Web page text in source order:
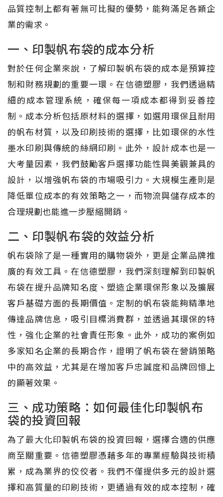
品質控制上都有著無可比擬的優勢，能夠滿足各類企
業的需求。
一、印製帆布袋的成本分析
對於任何企業來說，了解印製帆布袋的成本是預算控
制和財務規劃的重要一環。在信德塑膠，我們透過精
細的成本管理系統，確保每一項成本都得到妥善控
制。成本分析包括原材料的選擇，如選用環保且耐用
的帆布材質，以及印刷技術的選擇，比如環保的水性
墨水印刷與傳統的絲網印刷。此外，設計成本也是一
大考量因素，我們鼓勵客戶選擇功能性與美觀兼具的
設計，以增強帆布袋的市場吸引力。大規模生產則是
降低單位成本的有效策略之一，而物流與儲存成本的
合理規劃也能進一步壓縮開銷。
二、印製帆布袋的效益分析
帆布袋除了是一種實用的購物袋外，更是企業品牌推
廣的有效工具。在信德塑膠，我們深刻理解到印製帆
布袋在提升品牌知名度、塑造企業環保形象以及擴展
客戶基礎方面的長期價值。定制的帆布袋能夠精準地
傳達品牌信息，吸引目標消費群，並透過其環保的特
性，強化企業的社會責任形象。此外，成功的案例如
多家知名企業的長期合作，證明了帆布袋在營銷策略
中的高效益，尤其是在增加客戶忠誠度和品牌回憶上
的顯著效果。
三、成功策略：如何最佳化印製帆布
袋的投資回報
為了最大化印製帆布袋的投資回報，選擇合適的供應
商至關重要。信德塑膠憑藉多年的專業經驗與技術積
累，成為業界的佼佼者。我們不僅提供多元的設計選
擇和高質量的印刷技術，更通過有效的成本控制，確